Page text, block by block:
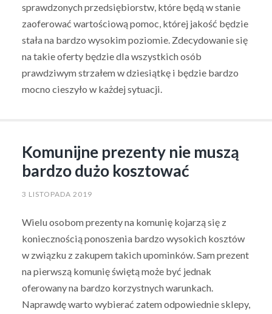
sprawdzonych przedsiębiorstw, które będą w stanie
zaoferować wartościową pomoc, której jakość będzie
stała na bardzo wysokim poziomie. Zdecydowanie się
na takie oferty będzie dla wszystkich osób
prawdziwym strzałem w dziesiątkę i będzie bardzo
mocno cieszyło w każdej sytuacji.
Komunijne prezenty nie muszą
bardzo dużo kosztować
3 LISTOPADA 2019
Wielu osobom prezenty na komunię kojarzą się z
koniecznością ponoszenia bardzo wysokich kosztów
w związku z zakupem takich upominków. Sam prezent
na pierwszą komunię świętą może być jednak
oferowany na bardzo korzystnych warunkach.
Naprawdę warto wybierać zatem odpowiednie sklepy,